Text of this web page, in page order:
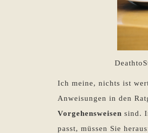
Ich meine, nichts ist
Anweisungen in den
Vorgehensweisen sind.
passt, müssen Sie